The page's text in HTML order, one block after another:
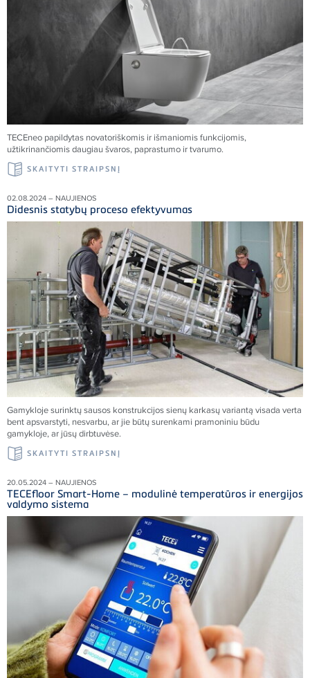
TECEneo papildytas novatoriškomis ir išmaniomis funkcijomis,
užtikrinančiomis daugiau švaros, paprastumo ir tvarumo.
SKAITYTI STRAIPSNĮ
02.08.2024 – NAUJIENOS
Didesnis statybų proceso efektyvumas
Gamykloje surinktų sausos konstrukcijos sienų karkasų variantą visada verta
bent apsvarstyti, nesvarbu, ar jie būtų surenkami pramoniniu būdu
gamykloje, ar jūsų dirbtuvėse.
SKAITYTI STRAIPSNĮ
20.05.2024 – NAUJIENOS
TECEfloor Smart-Home – modulinė temperatūros ir energijos
valdymo sistema